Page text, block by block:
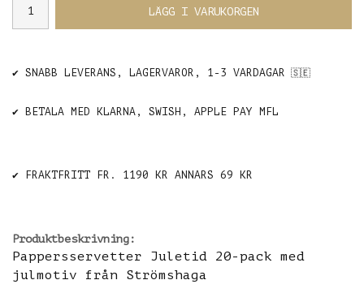
LÄGG I VARUKORGEN
✔️ SNABB LEVERANS, LAGERVAROR, 1-3 VARDAGAR 🇸🇪
✔️ BETALA MED KLARNA, SWISH, APPLE PAY MFL
✔️ FRAKTFRITT FR. 1190 KR ANNARS 69 KR
Produktbeskrivning:
Pappersservetter Juletid 20-pack med
julmotiv från Strömshaga